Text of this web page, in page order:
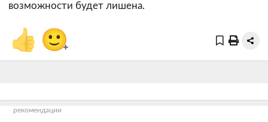
возможности будет лишена.
👍 🙂+
рекомендации